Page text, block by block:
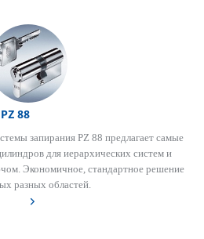
88
запирания PZ 88 предлагает самые
для иер­архических систем и
Экономичное, стандартное решение
разных обла­стей.